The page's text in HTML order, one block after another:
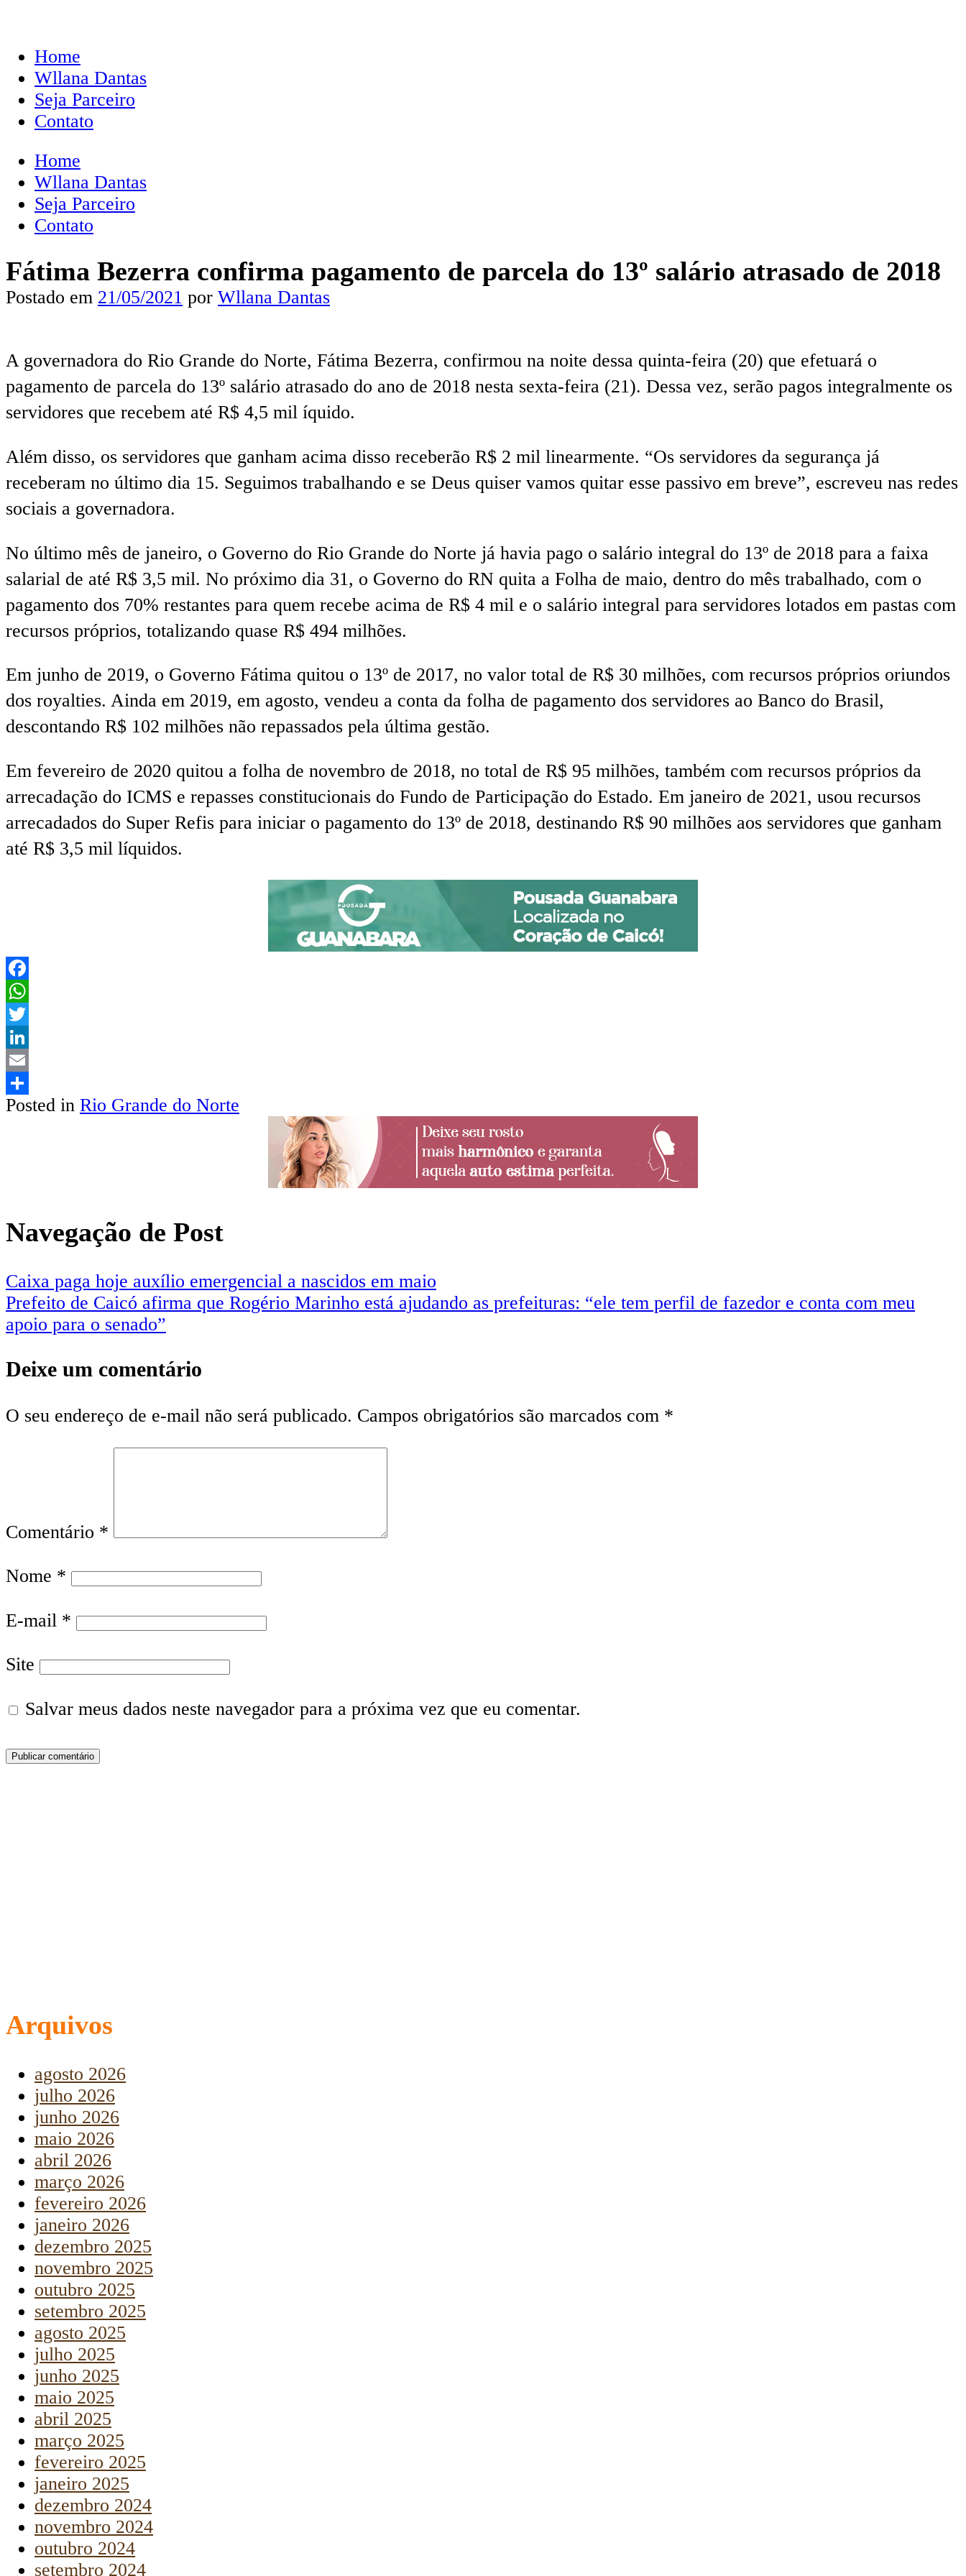
Home
Wllana Dantas
Seja Parceiro
Contato
Home
Wllana Dantas
Seja Parceiro
Contato
Fátima Bezerra confirma pagamento de parcela do 13º salário atrasado de 2018
Postado em 21/05/2021 por Wllana Dantas
A governadora do Rio Grande do Norte, Fátima Bezerra, confirmou na noite dessa quinta-feira (20) que efetuará o
pagamento de parcela do 13º salário atrasado do ano de 2018 nesta sexta-feira (21). Dessa vez, serão pagos integralmente os
servidores que recebem até R$ 4,5 mil íquido.
Além disso, os servidores que ganham acima disso receberão R$ 2 mil linearmente. “Os servidores da segurança já
receberam no último dia 15. Seguimos trabalhando e se Deus quiser vamos quitar esse passivo em breve”, escreveu nas redes
sociais a governadora.
No último mês de janeiro, o Governo do Rio Grande do Norte já havia pago o salário integral do 13º de 2018 para a faixa
salarial de até R$ 3,5 mil. No próximo dia 31, o Governo do RN quita a Folha de maio, dentro do mês trabalhado, com o
pagamento dos 70% restantes para quem recebe acima de R$ 4 mil e o salário integral para servidores lotados em pastas com
recursos próprios, totalizando quase R$ 494 milhões.
Em junho de 2019, o Governo Fátima quitou o 13º de 2017, no valor total de R$ 30 milhões, com recursos próprios oriundos
dos royalties. Ainda em 2019, em agosto, vendeu a conta da folha de pagamento dos servidores ao Banco do Brasil,
descontando R$ 102 milhões não repassados pela última gestão.
Em fevereiro de 2020 quitou a folha de novembro de 2018, no total de R$ 95 milhões, também com recursos próprios da
arrecadação do ICMS e repasses constitucionais do Fundo de Participação do Estado. Em janeiro de 2021, usou recursos
arrecadados do Super Refis para iniciar o pagamento do 13º de 2018, destinando R$ 90 milhões aos servidores que ganham
até R$ 3,5 mil líquidos.
Facebook
WhatsApp
Twitter
LinkedIn
Email
Share
Posted in Rio Grande do Norte
Navegação de Post
Caixa paga hoje auxílio emergencial a nascidos em maio
Prefeito de Caicó afirma que Rogério Marinho está ajudando as prefeituras: “ele tem perfil de fazedor e conta com meu
apoio para o senado”
Deixe um comentário
O seu endereço de e-mail não será publicado. Campos obrigatórios são marcados com *
Comentário *
Nome *
E-mail *
Site
Salvar meus dados neste navegador para a próxima vez que eu comentar.
Arquivos
agosto 2026
julho 2026
junho 2026
maio 2026
abril 2026
março 2026
fevereiro 2026
janeiro 2026
dezembro 2025
novembro 2025
outubro 2025
setembro 2025
agosto 2025
julho 2025
junho 2025
maio 2025
abril 2025
março 2025
fevereiro 2025
janeiro 2025
dezembro 2024
novembro 2024
outubro 2024
setembro 2024